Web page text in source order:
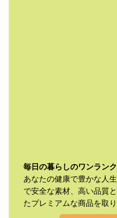
毎日の暮らしのワンラン
あなたの健康で豊かな人
で安全な素材、高い品質
たプレミアムな商品を取